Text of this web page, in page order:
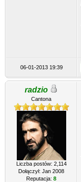
06-01-2013 19:39
radzio
Cantona
Liczba postów: 2,114
Dołączył: Jan 2008
Reputacja: 8